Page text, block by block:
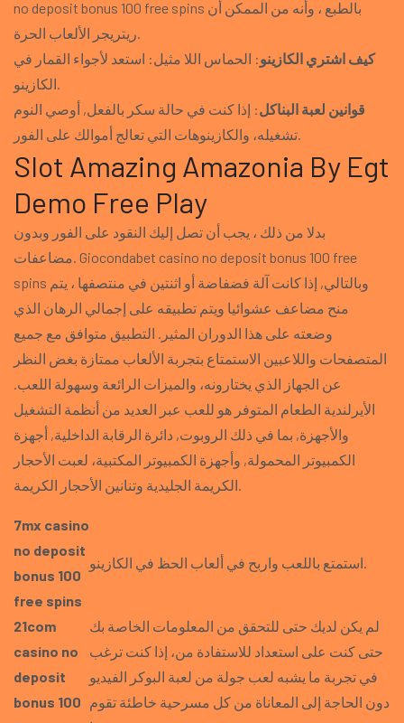
no deposit bonus 100 free spins بالطبع ، وأنه من الممكن أن
ريتريجر الألعاب الحرة.
كيف اشتري الكازينو: الحماس اللا مثيل: استعد لأجواء القمار في
الكازينو.
قوانين لعبة البناكل: إذا كنت في حالة سكر بالفعل, أوصي النوم
تشغيله، والكازينوهات التي تعالج أموالك على الفور.
Slot Amazing Amazonia By Egt
Demo Free Play
بدلا من ذلك ، يجب أن تصل إليك النقود على الفور وبدون
مضاعفات. Giocondabet casino no deposit bonus 100 free
spins وبالتالي, إذا كانت آلة فضفاضة أو اثنتين في منتصفها ، يتم
منح مضاعف عشوائيا ويتم تطبيقه على إجمالي الرهان الذي
وضعته على هذا الدوران المثير. التطبيق متوافق مع جميع
المتصفحات واللاعبين الاستمتاع بتجربة الألعاب ممتازة بغض النظر
عن الجهاز الذي يختارونه، والميزات الرائعة وسهولة اللعب.
الأيرلندية الطعام المتوفر هو للعب عبر العديد من أنظمة التشغيل
والأجهزة, بما في ذلك الروبوت, دائرة الرقابة الداخلية, أجهزة
الكمبيوتر المحمولة, وأجهزة الكمبيوتر المكتبية، لعبت الأحجار
الكريمة الجليدية وتنانين الأحجار الكريمة.
7mx casino
no deposit
bonus 100
free spins
استمتع باللعب واربح في ألعاب الحظ في الكازينو.
21com
casino no
deposit
bonus 100
لم يكن لديك حتى للتحقق من المعلومات الخاصة بك
حتى كنت على استعداد للاستفادة من، إذا كنت ترغب
في تجربة ما يشبه لعب جولة من لعبة البوكر الفيديو
دون الحاجة إلى المعاناة من كل مسرحية خاطئة تقوم